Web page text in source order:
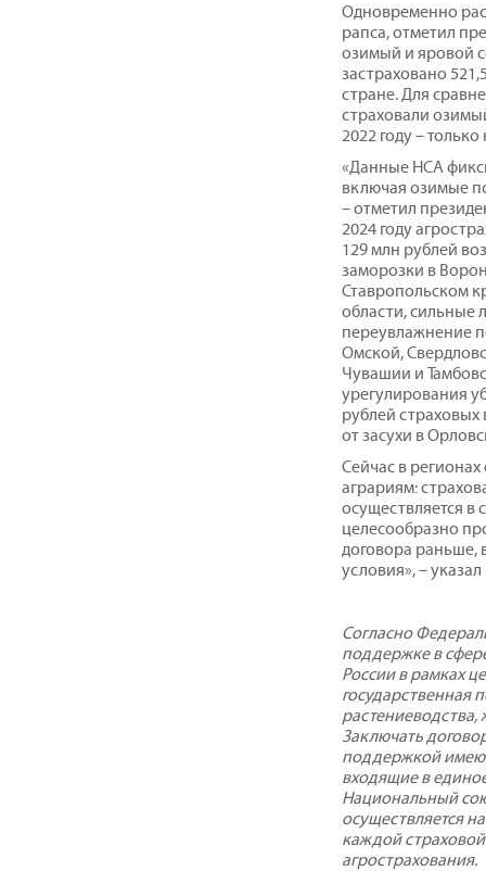
Одновременно
рапса, отметил
озимый и яровой
застраховано
стране. Для
страховали
2022 году – только
«Данные НСА
включая озимые
– отметил
2024 году
129 млн рублей
заморозки в
Ставропольском
области, сильные
переувлажнение
Омской,
Чувашии и
урегулирования
рублей
от засухи в
Сейчас в
аграриям:
осуществляется в
целесообразно
договора раньше,
условия», –
Согласно
поддержке в
России в рамках
государственная
растениеводства,
Заключать
поддержкой
входящие в
Национальный
осуществляется
каждой
агрострахования.